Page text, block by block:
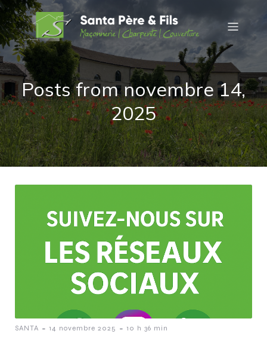
Posts from novembre 14,
2025
SANTA - 14 novembre 2025 - 10 h 36 min